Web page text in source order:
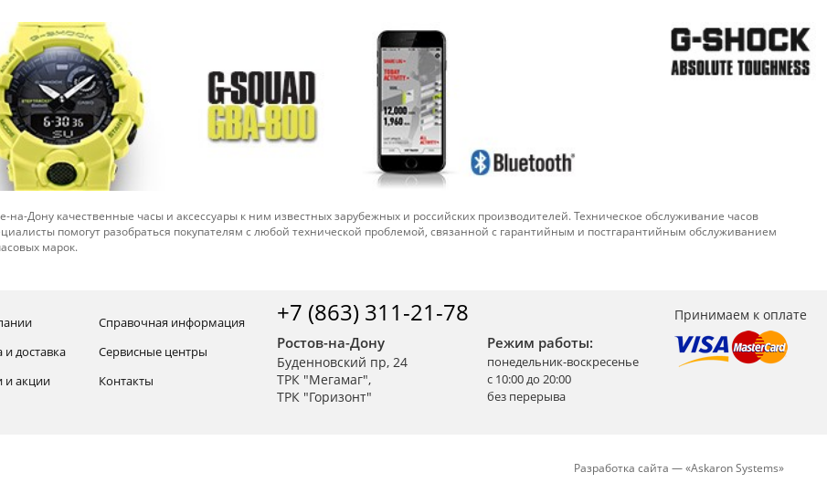
Дону качественные часы и аксессуары к ним известных зарубежных и российских производителей. Техническое обслуживание часов
помогут разобраться покупателям с любой технической проблемой, связанной с гарантийным и постгарантийным обслуживанием
марок.
и доставка
и акции
Справочная информация
Сервисные центры
Контакты
+7 (863) 311-21-78
Режим работы:
понедельник-воскресенье
с 10:00 до 20:00
без перерыва
Ростов-на-Дону
Буденновский пр, 24
ТРК "Мегамаг",
ТРК "Горизонт"
Принимаем к оплате
Разработка сайта —«Askaron Systems»